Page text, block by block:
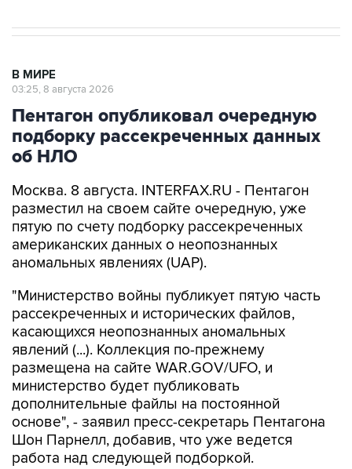
В МИРЕ
03:25, 8 августа 2026
Пентагон опубликовал очередную
подборку рассекреченных данных
об НЛО
Москва. 8 августа. INTERFAX.RU - Пентагон
разместил на своем сайте очередную, уже
пятую по счету подборку рассекреченных
американских данных о неопознанных
аномальных явлениях (UAP).
"Министерство войны публикует пятую часть
рассекреченных и исторических файлов,
касающихся неопознанных аномальных
явлений (...). Коллекция по-прежнему
размещена на сайте WAR.GOV/UFO, и
министерство будет публиковать
дополнительные файлы на постоянной
основе", - заявил пресс-секретарь Пентагона
Шон Парнелл, добавив, что уже ведется
работа над следующей подборкой.